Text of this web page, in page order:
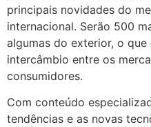
principais novidades do
internacional. Serão 500
algumas do exterior, o
intercâmbio entre os
consumidores.
Com conteúdo
tendências e as novas